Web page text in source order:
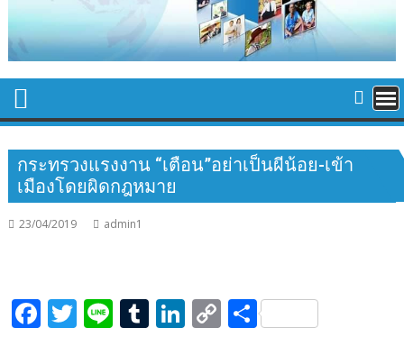
กระทรวงแรงงาน “เตือน”อย่าเป็นผีน้อย-เข้า
เมืองโดยผิดกฎหมาย
23/04/2019 admin1
F T Li T Li C S